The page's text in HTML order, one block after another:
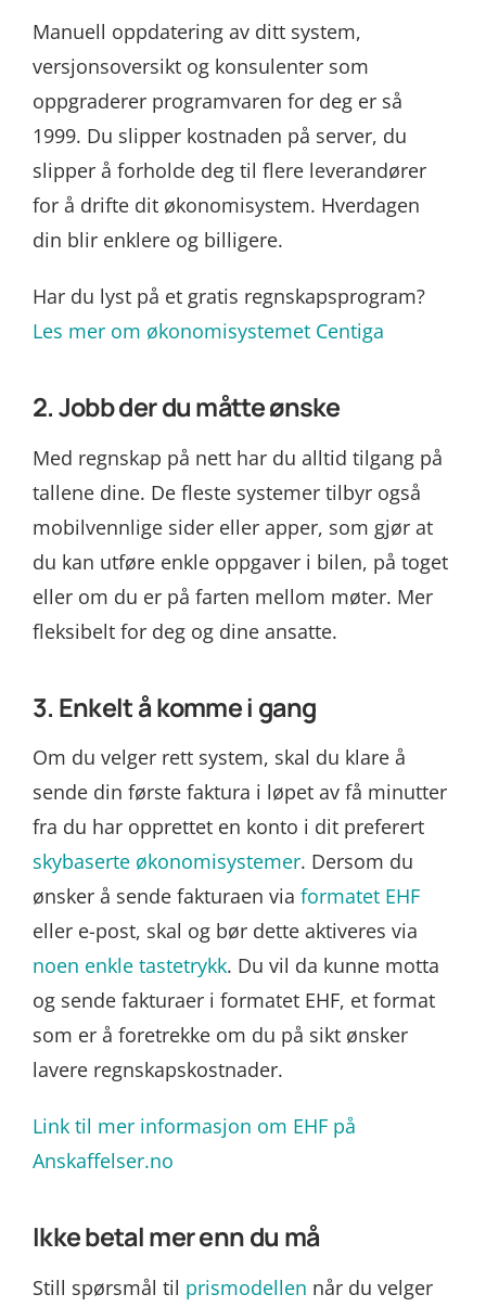
Manuell oppdatering av ditt system,
versjonsoversikt og konsulenter som
oppgraderer programvaren for deg er så
1999. Du slipper kostnaden på server, du
slipper å forholde deg til flere leverandører
for å drifte dit økonomisystem. Hverdagen
din blir enklere og billigere.
Har du lyst på et gratis regnskapsprogram?
Les mer om økonomisystemet Centiga
2. Jobb der du måtte ønske
Med regnskap på nett har du alltid tilgang på
tallene dine. De fleste systemer tilbyr også
mobilvennlige sider eller apper, som gjør at
du kan utføre enkle oppgaver i bilen, på toget
eller om du er på farten mellom møter. Mer
fleksibelt for deg og dine ansatte.
3. Enkelt å komme i gang
Om du velger rett system, skal du klare å
sende din første faktura i løpet av få minutter
fra du har opprettet en konto i dit preferert
skybaserte økonomisystemer. Dersom du
ønsker å sende fakturaen via formatet EHF
eller e-post, skal og bør dette aktiveres via
noen enkle tastetrykk. Du vil da kunne motta
og sende fakturaer i formatet EHF, et format
som er å foretrekke om du på sikt ønsker
lavere regnskapskostnader.
Link til mer informasjon om EHF på
Anskaffelser.no
Ikke betal mer enn du må
Still spørsmål til prismodellen når du velger